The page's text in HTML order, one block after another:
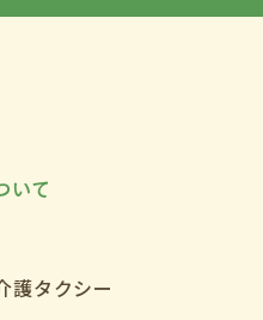
いて
護タクシー